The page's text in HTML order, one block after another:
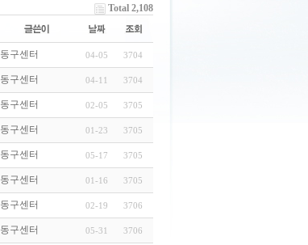
Total 2,108
동구센터 04-05 3704
동구센터 04-11 3704
동구센터 02-05 3705
동구센터 01-23 3705
동구센터 05-17 3705
동구센터 01-16 3705
동구센터 02-19 3706
동구센터 05-31 3706